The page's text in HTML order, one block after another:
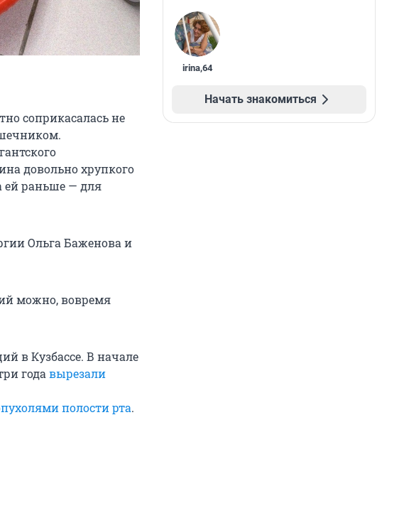
соприкасалась не
довольно хрупкого
ей раньше — для
Ольга Баженова и
можно, вовремя
в Кузбассе. В начале
года вырезали
полости рта.
irina,64
Начать знакомиться